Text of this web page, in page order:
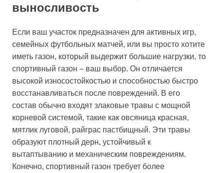
выносливость
Если ваш участок предназначен для активных игр,
семейных футбольных матчей, или вы просто хотите
иметь газон, который выдержит большие нагрузки, то
спортивный газон – ваш выбор. Он отличается
высокой износостойкостью и способностью быстро
восстанавливаться после повреждений. В его
состав обычно входят злаковые травы с мощной
корневой системой, такие как овсяница красная,
мятлик луговой, райграс пастбищный. Эти травы
образуют плотный дерн, устойчивый к
вытаптыванию и механическим повреждениям.
Конечно, спортивный газон требует более